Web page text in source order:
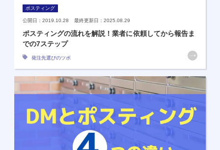
ポスティング
公開日：2019.10.28 最終更新日：2025.08.29
ポスティングの流れを解説！業者に依頼してから報告ま
での7ステップ
発注先選びのツボ